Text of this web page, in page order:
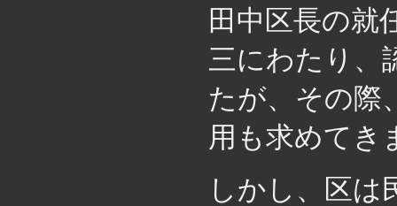
田中区長の就
三にわたり、
たが、その際
用も求めてき
しかし、区は